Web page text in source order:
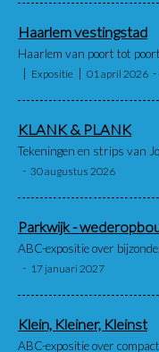
Haarlem vestingstad
Haarlem van poort tot
Expositie 01 april 2026
KLANK & PLANK
Tekeningen en strips van
30 augustus 2026
Parkwijk -
ABC-expositie over
17 januari 2027
Klein, Kleiner, Kleinst
ABC-expositie over